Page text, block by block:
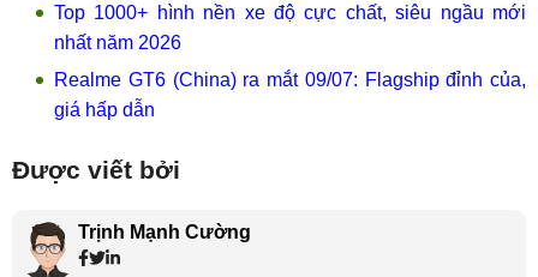
Top 1000+ hình nền xe độ cực chất, siêu ngầu mới
nhất năm 2026
Realme GT6 (China) ra mắt 09/07: Flagship đỉnh của,
giá hấp dẫn
Được viết bởi
Trịnh Mạnh Cường